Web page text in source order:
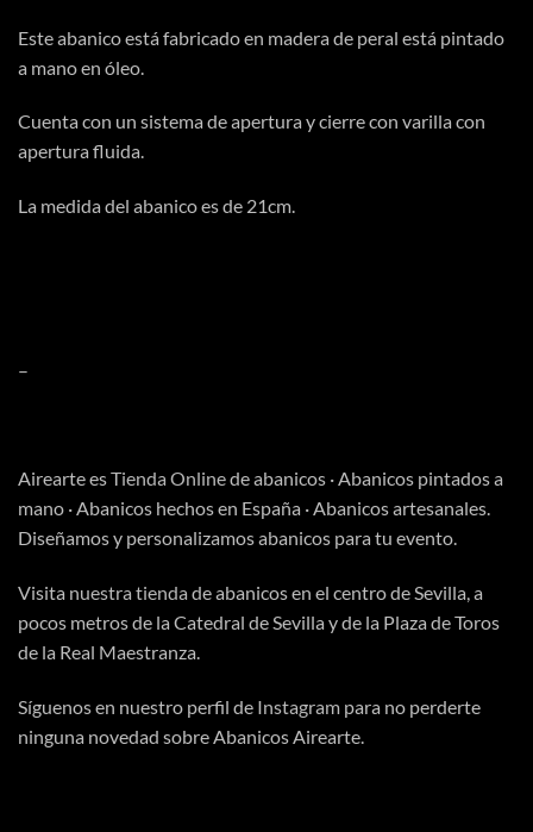
Este abanico está fabricado en madera de peral está pintado
a mano en óleo.
Cuenta con un sistema de apertura y cierre con varilla con
apertura fluida.
La medida del abanico es de 21cm.
–
Airearte esTienda Onlinede abanicos · Abanicos pintados a
mano · Abanicos hechos en España · Abanicos artesanales.
Diseñamos y personalizamos abanicos para tu evento.
Visita nuestra tienda de abanicos en el centro de Sevilla, a
pocos metros de la Catedral de Sevilla y de la Plaza de Toros
de la Real Maestranza.
Síguenos en nuestro perfil de Instagram para no perderte
ninguna novedad sobre Abanicos Airearte.